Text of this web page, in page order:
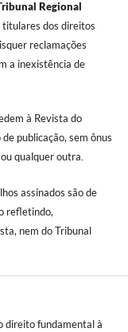
Regional
titulares dos direitos
reclamações
a inexistência de
à Revista do
publicação, sem ônus
qualquer outra.
assinados são de
refletindo,
nem do Tribunal
direito fundamental à